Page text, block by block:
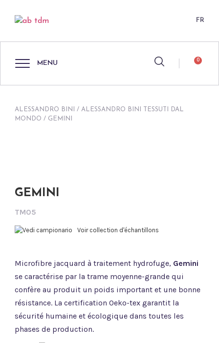
FR
MENU 0
ALESSANDRO BINI / ALESSANDRO BINI TESSUTI DAL
MONDO / GEMINI
GEMINI
TM05
Voir collection d'échantillons
Microfibre jacquard à traitement hydrofuge, Gemini
se caractérise par la trame moyenne-grande qui
confère au produit un poids important et une bonne
résistance. La certification Oeko-tex garantit la
sécurité humaine et écologique dans toutes les
phases de production.